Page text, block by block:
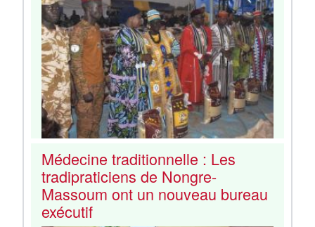
Médecine traditionnelle : Les
tradipraticiens de Nongre-
Massoum ont un nouveau bureau
exécutif